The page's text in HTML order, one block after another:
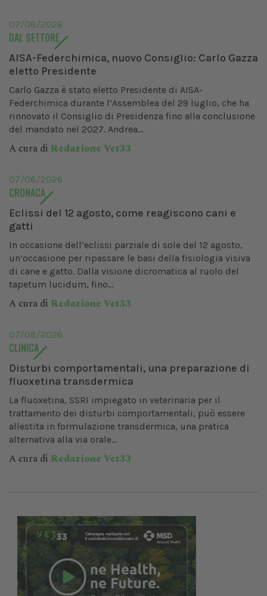
07/08/2026
DAL SETTORE
AISA-Federchimica, nuovo Consiglio: Carlo Gazza
eletto Presidente
Carlo Gazza è stato eletto Presidente di AISA-
Federchimica durante l’Assemblea del 29 luglio, che ha
rinnovato il Consiglio di Presidenza fino alla conclusione
del mandato nel 2027. Andrea...
A cura di Redazione Vet33
07/08/2026
CRONACA
Eclissi del 12 agosto, come reagiscono cani e
gatti
In occasione dell’eclissi parziale di sole del 12 agosto,
un’occasione per ripassare le basi della fisiologia visiva
di cane e gatto. Dalla visione dicromatica al ruolo del
tapetum lucidum, fino...
A cura di Redazione Vet33
07/08/2026
CLINICA
Disturbi comportamentali, una preparazione di
fluoxetina transdermica
La fluoxetina, SSRI impiegato in veterinaria per il
trattamento dei disturbi comportamentali, può essere
allestita in formulazione transdermica, una pratica
alternativa alla via orale...
A cura di Redazione Vet33